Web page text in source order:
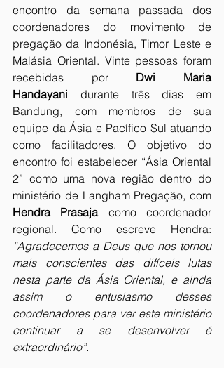
encontro da semana passada dos
coordenadores do movimento de
pregação da Indonésia, Timor Leste e
Malásia Oriental. Vinte pessoas foram
recebidas por Dwi Maria
Handayani durante três dias em
Bandung, com membros de sua
equipe da Ásia e Pacífico Sul atuando
como facilitadores. O objetivo do
encontro foi estabelecer “Ásia Oriental
2” como uma nova região dentro do
Hendra Prasaja como coordenador
“Agradecemos a Deus que nos tornou
mais conscientes das difíceis lutas
nesta parte da Ásia Oriental, e ainda
assim o entusiasmo desses
coordenadores para ver este ministério
continuar a se desenvolver é
extraordinário”.